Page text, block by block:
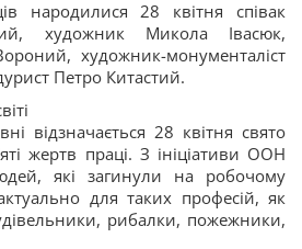
народилися 28 квітня співак
художник Микола Івасюк,
художник-монументаліст
Петро Китастий.
відзначається 28 квітня свято
жертв праці. З ініціативи ООН
які загинули на робочому
для таких професій, як
рибалки, пожежники,